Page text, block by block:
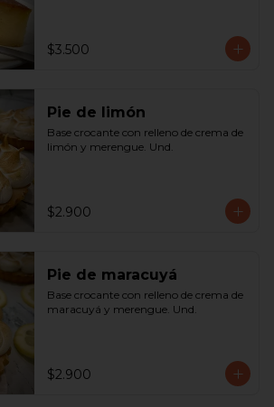
$3.500
Pie de limón
Base crocante con relleno de crema de
limón y merengue. Und.
$2.900
Pie de maracuyá
Base crocante con relleno de crema de
maracuyá y merengue. Und.
$2.900